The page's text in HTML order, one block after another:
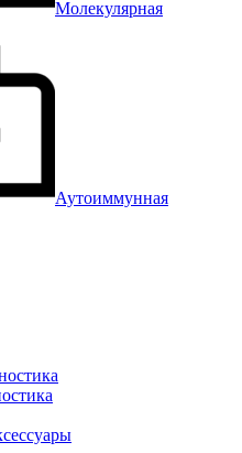
Молекулярная
Аутоиммунная